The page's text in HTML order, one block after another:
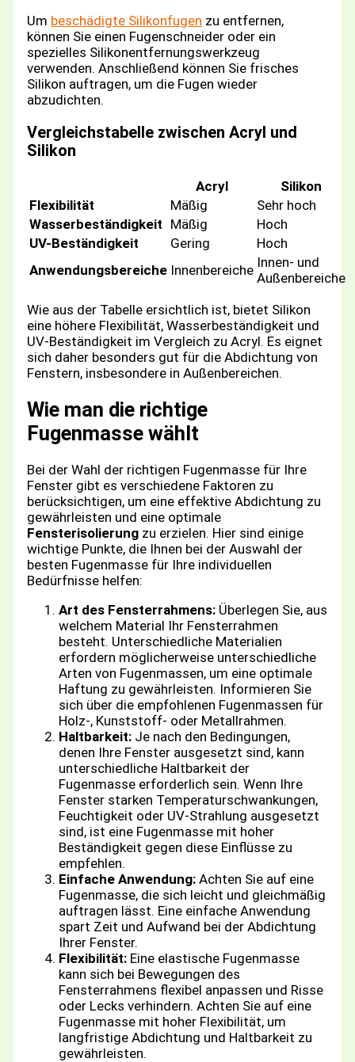
Um beschädigte Silikonfugen zu entfernen,
können Sie einen Fugenschneider oder ein
spezielles Silikonentfernungswerkzeug
verwenden. Anschließend können Sie frisches
Silikon auftragen, um die Fugen wieder
abzudichten.
Vergleichstabelle zwischen Acryl und
Silikon
Acryl
Silikon
Flexibilität
Mäßig
Sehr hoch
Wasserbeständigkeit Mäßig
Hoch
UV-Beständigkeit
Gering
Hoch
Anwendungsbereiche Innenbereiche Innen- und
Außenbereiche
Wie aus der Tabelle ersichtlich ist, bietet Silikon
eine höhere Flexibilität, Wasserbeständigkeit und
UV-Beständigkeit im Vergleich zu Acryl. Es eignet
sich daher besonders gut für die Abdichtung von
Fenstern, insbesondere in Außenbereichen.
Wie man die richtige
Fugenmasse wählt
Bei der Wahl der richtigen Fugenmasse für Ihre
Fenster gibt es verschiedene Faktoren zu
berücksichtigen, um eine effektive Abdichtung zu
gewährleisten und eine optimale
Fensterisolierung zu erzielen. Hier sind einige
wichtige Punkte, die Ihnen bei der Auswahl der
besten Fugenmasse für Ihre individuellen
Bedürfnisse helfen:
Art des Fensterrahmens: Überlegen Sie, aus
welchem Material Ihr Fensterrahmen
besteht. Unterschiedliche Materialien
erfordern möglicherweise unterschiedliche
Arten von Fugenmassen, um eine optimale
Haftung zu gewährleisten. Informieren Sie
sich über die empfohlenen Fugenmassen für
Holz-, Kunststoff- oder Metallrahmen.
Haltbarkeit: Je nach den Bedingungen,
denen Ihre Fenster ausgesetzt sind, kann
unterschiedliche Haltbarkeit der
Fugenmasse erforderlich sein. Wenn Ihre
Fenster starken Temperaturschwankungen,
Feuchtigkeit oder UV-Strahlung ausgesetzt
sind, ist eine Fugenmasse mit hoher
Beständigkeit gegen diese Einflüsse zu
empfehlen.
Einfache Anwendung: Achten Sie auf eine
Fugenmasse, die sich leicht und gleichmäßig
auftragen lässt. Eine einfache Anwendung
spart Zeit und Aufwand bei der Abdichtung
Ihrer Fenster.
Flexibilität: Eine elastische Fugenmasse
kann sich bei Bewegungen des
Fensterrahmens flexibel anpassen und Risse
oder Lecks verhindern. Achten Sie auf eine
Fugenmasse mit hoher Flexibilität, um
langfristige Abdichtung und Haltbarkeit zu
gewährleisten.